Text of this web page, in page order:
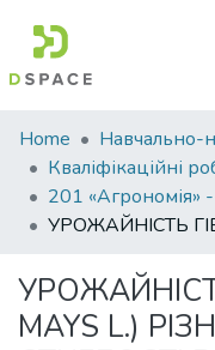
Communities
&
Collections
All of DSpace
Statistics
Home
MAYS L.)